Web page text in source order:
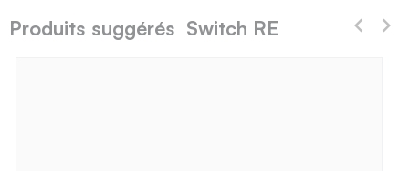
Produits suggérés Switch RE